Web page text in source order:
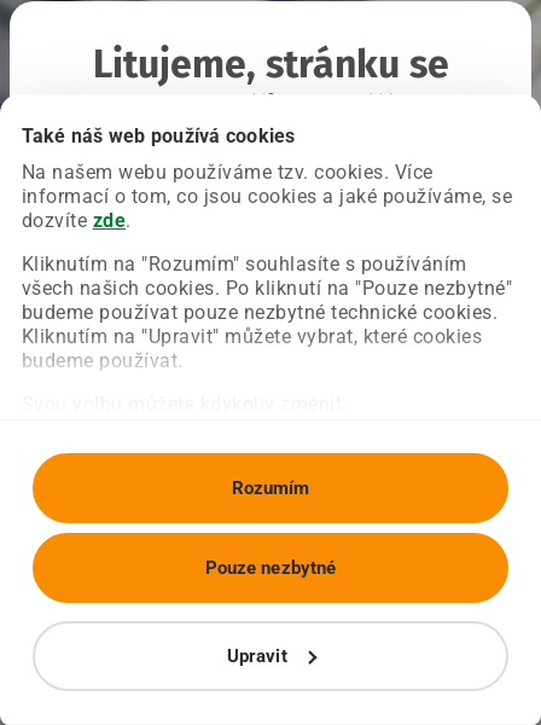
Také náš web používá cookies
Na našem webu používáme tzv. cookies. Více
informací o tom, co jsou cookies a jaké používáme, se
dozvíte zde.
Kliknutím na "Rozumím" souhlasíte s používáním
všech našich cookies. Po kliknutí na "Pouze nezbytné"
budeme používat pouze nezbytné technické cookies.
Kliknutím na "Upravit" můžete vybrat, které cookies
budeme používat.
Rozumím
Upravit
Pouze nezbytné
Litujeme, stránku se
Chyba nastala na naší straně a už ji opravujeme.
Zkuste prosím znovu načíst požadovanou stránku.
Obnovit stránku Úvodní strana